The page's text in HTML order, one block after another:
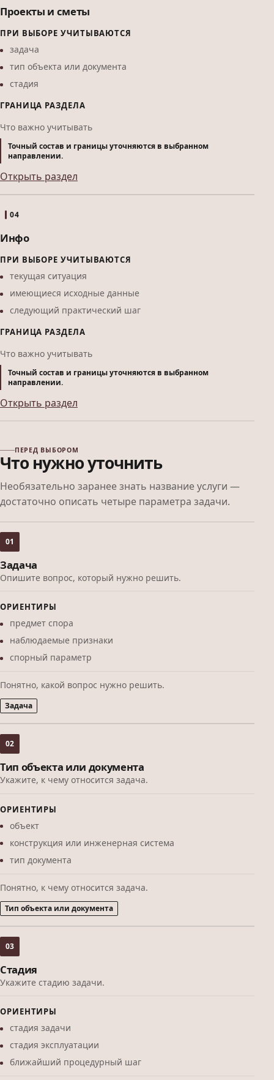
Проекты и сметы
ПРИ ВЫБОРЕ УЧИТЫВАЮТСЯ
задача
тип объекта или документа
стадия
ГРАНИЦА РАЗДЕЛА
Что важно учитывать
Точный состав и границы уточняются в выбранном
направлении.
Открыть раздел
04
Инфо
ПРИ ВЫБОРЕ УЧИТЫВАЮТСЯ
текущая ситуация
имеющиеся исходные данные
следующий практический шаг
ГРАНИЦА РАЗДЕЛА
Что важно учитывать
Точный состав и границы уточняются в выбранном
направлении.
Открыть раздел
ПЕРЕД ВЫБОРОМ
Что нужно уточнить
Необязательно заранее знать название услуги —
достаточно описать четыре параметра задачи.
01
Задача
Опишите вопрос, который нужно решить.
ОРИЕНТИРЫ
предмет спора
наблюдаемые признаки
спорный параметр
Понятно, какой вопрос нужно решить.
Задача
02
Тип объекта или документа
Укажите, к чему относится задача.
ОРИЕНТИРЫ
объект
конструкция или инженерная система
тип документа
Понятно, к чему относится задача.
Тип объекта или документа
03
Стадия
Укажите стадию задачи.
ОРИЕНТИРЫ
стадия задачи
стадия эксплуатации
ближайший процедурный шаг